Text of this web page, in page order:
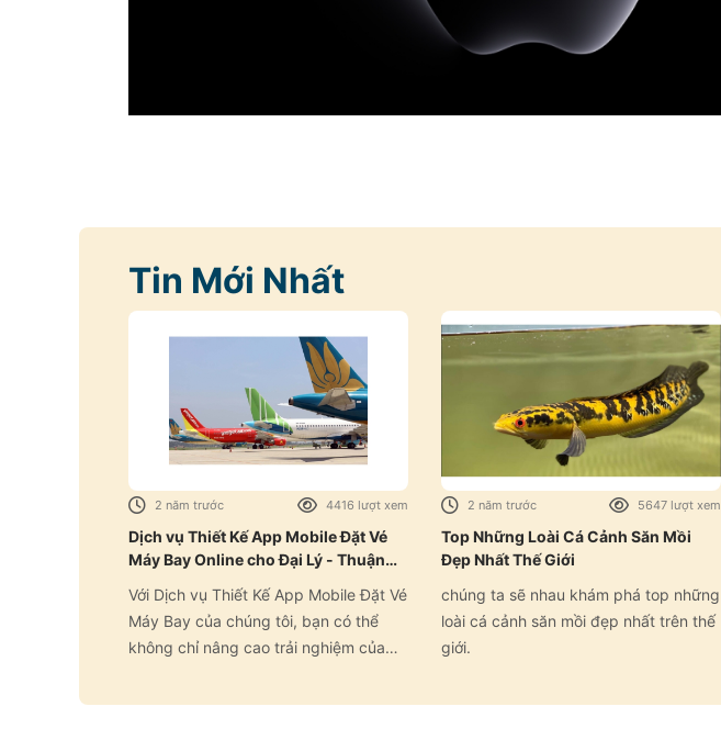
Tin Mới Nhất
2 năm trước 4416 lượt xem
Dịch vụ Thiết Kế App Mobile Đặt Vé
Máy Bay Online cho Đại Lý - Thuận
Với Dịch vụ Thiết Kế App Mobile Đặt Vé
Máy Bay của chúng tôi, bạn có thể
không chỉ nâng cao trải nghiệm của
2 năm trước 5647 lượt xem
Top Những Loài Cá Cảnh Săn Mồi
Đẹp Nhất Thế Giới
chúng ta sẽ nhau khám phá top những
loài cá cảnh săn mồi đẹp nhất trên thế
giới.